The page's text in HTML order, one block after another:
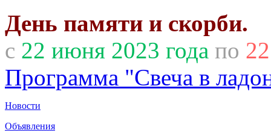
День памяти и скорби.
с 22 июня 2023 года по
Программа "Свеча в
Новости
Объявления